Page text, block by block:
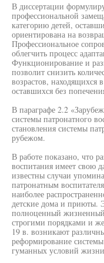
В диссертации
профессиональной
категорию детей,
ориентирована на
Профессиональное
облегчить процесс
Функционирование и
позволит снизить
возрастов, находящихся
оставшихся без
В параграфе 2.2
системы патронатного
становления системы
рубежом.
В работе показано, что
воспитания имеет свою
известны случаи
патронатным
наиболее
детские дома и приюты.
полноценный
строгими порядками и
19 в. возникают
реформирование
гуманных условий